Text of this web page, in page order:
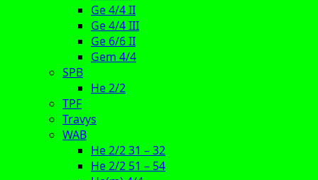
Ge 4/4 II
Ge 4/4 III
Ge 6/6 II
Gem 4/4
SPB
He 2/2
TPF
Travys
WAB
He 2/2 31 – 32
He 2/2 51 – 54